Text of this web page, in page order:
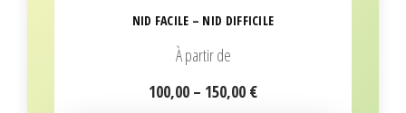
NID FACILE – NID DIFFICILE
À partir de
100,00 – 150,00 €